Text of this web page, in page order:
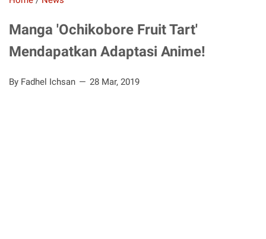
Manga 'Ochikobore Fruit Tart'
Mendapatkan Adaptasi Anime!
By Fadhel Ichsan 28 Mar, 2019